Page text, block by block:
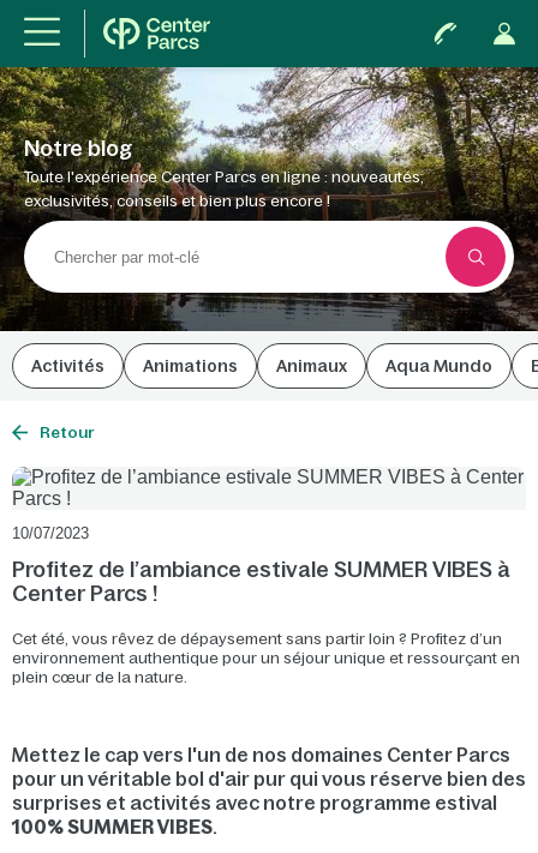
Notre blog
Toute l'expérience Center Parcs en ligne : nouveautés,
exclusivités, conseils et bien plus encore !
Activités Animations Animaux Aqua Mundo
Retour
10/07/2023
Profitez de l’ambiance estivale SUMMER VIBES à
Center Parcs !
Cet été, vous rêvez de dépaysement sans partir loin ? Profitez d’un
environnement authentique pour un séjour unique et ressourçant en
plein cœur de la nature.
Mettez le cap vers l'un de nos domaines Center Parcs
pour un véritable bol d'air pur qui vous réserve bien des
surprises et activités avec notre programme estival
100% SUMMER VIBES.